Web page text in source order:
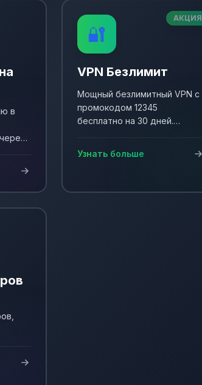
в
АКЦИЯ
🔐
VPN Безлимит
Мощный безлимитный VPN с
промокодом 12345
бесплатно на 30 дней.
Узнать больше